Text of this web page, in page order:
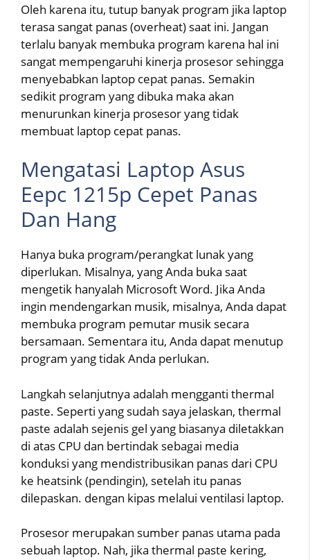
Oleh karena itu, tutup banyak program jika laptop
terasa sangat panas (overheat) saat ini. Jangan
terlalu banyak membuka program karena hal ini
sangat mempengaruhi kinerja prosesor sehingga
menyebabkan laptop cepat panas. Semakin
sedikit program yang dibuka maka akan
menurunkan kinerja prosesor yang tidak
membuat laptop cepat panas.
Mengatasi Laptop Asus
Eepc 1215p Cepet Panas
Dan Hang
Hanya buka program/perangkat lunak yang
diperlukan. Misalnya, yang Anda buka saat
mengetik hanyalah Microsoft Word. Jika Anda
ingin mendengarkan musik, misalnya, Anda dapat
membuka program pemutar musik secara
bersamaan. Sementara itu, Anda dapat menutup
program yang tidak Anda perlukan.
Langkah selanjutnya adalah mengganti thermal
paste. Seperti yang sudah saya jelaskan, thermal
paste adalah sejenis gel yang biasanya diletakkan
di atas CPU dan bertindak sebagai media
konduksi yang mendistribusikan panas dari CPU
ke heatsink (pendingin), setelah itu panas
dilepaskan. dengan kipas melalui ventilasi laptop.
Prosesor merupakan sumber panas utama pada
sebuah laptop. Nah, jika thermal paste kering,